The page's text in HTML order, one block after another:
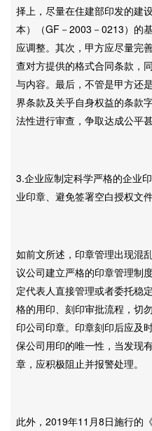
择上，尽量在住建部印发的建
本）（GF－2003－0213）的
应调整。其次，甲方应尽量完
查对方提供的格式合同条款，
与内容。最后，不管是甲方还
界条款及关乎自身权益的条款
法性进行审查，争取达成公平
3.企业应制定科学严格的企业
业印章、避免签署空白授权文
如前文所述，印章管理出现混
议公司建立严格的印章管理制
定代表人直接管理或者委托稳
格的用印、刻印审批流程，切
印公司印章。印章刻印后应及
保公司用印的唯一性，当发现
章，应积极阻止并报警处理。
此外，2019年11月8日施行的